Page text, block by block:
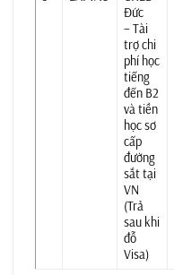
Đức
– Tài
trợ chi
phí học
tiếng
đến B2
và tiền
học sơ
cấp
đường
sắt tại
VN
(Trả
sau khi
đỗ
Visa)